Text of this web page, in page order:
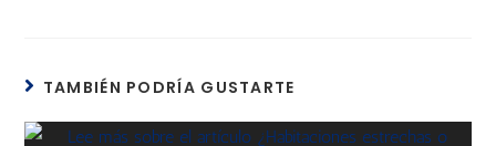
TAMBIÉN PODRÍA GUSTARTE